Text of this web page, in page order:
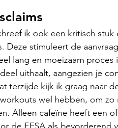
ik ook een kritisch
Deze stimuleert de
lang en moeizaam proces
uithaalt, aangezien je
terzijde kijk ik graag naar
wel hebben, om
Alleen cafeïne heeft een